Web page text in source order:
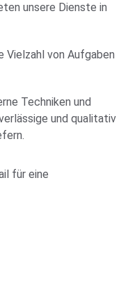
unsere Dienste in
Vielzahl von Aufgaben
Techniken und
und qualitativ
für eine